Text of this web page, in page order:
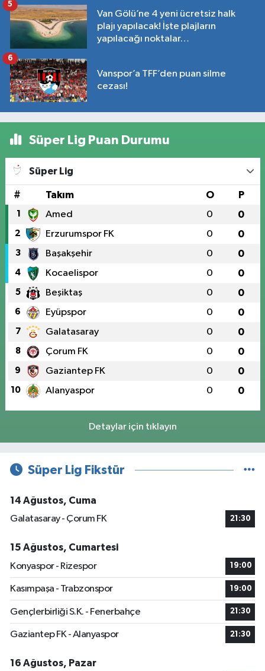
Van Gölü’ne 4 yeni ücretsiz halk
plajı yapılacak! İşte plajların
yapılacağı noktalar…
5
Vanspor’a TFF’den puan silme
cezası!
6
Süper Lig Puan Durumu
Süper Lig
# Takım O P
1 Amed 0 0
2 Erzurumspor FK 0 0
3 Başakşehir 0 0
4 Kocaelispor 0 0
5 Beşiktaş 0 0
6 Eyüpspor 0 0
7 Galatasaray 0 0
8 Çorum FK 0 0
9 Gaziantep FK 0 0
10 Alanyaspor 0 0
Detaylar için tıklayın
Süper Lig Fikstür
14 Ağustos, Cuma
Galatasaray - Çorum FK
21:30
15 Ağustos, Cumartesi
Konyaspor - Rizespor
19:00
Kasımpaşa - Trabzonspor 19:00
Gençlerbirliği S.K. - Fenerbahçe 21:30
Gaziantep FK - Alanyaspor 21:30
16 Ağustos, Pazar